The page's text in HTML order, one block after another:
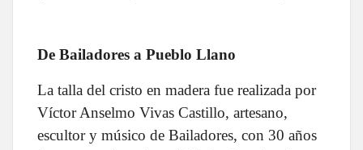
De Bailadores a Pueblo Llano
La talla del cristo en madera fue realizada por
Víctor Anselmo Vivas Castillo, artesano,
escultor y músico de Bailadores, con 30 años